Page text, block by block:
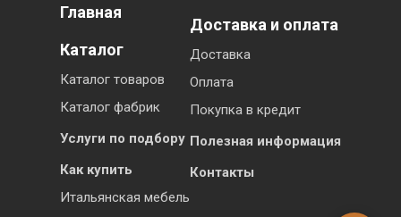
Главная
Каталог
Каталог товаров
Каталог фабрик
Услуги по подбору
Как купить
Итальянская мебель
Доставка и оплата
Доставка
Оплата
Покупка в кредит
Полезная информация
Контакты